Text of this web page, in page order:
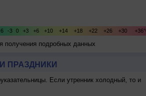
получения подробных данных
ПРАЗДНИКИ
Если утренник холодный, то и